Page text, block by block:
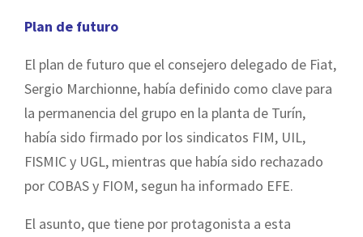
Plan de futuro
El plan de futuro que el consejero delegado de Fiat,
Sergio Marchionne, había definido como clave para
la permanencia del grupo en la planta de Turín,
había sido firmado por los sindicatos FIM, UIL,
FISMIC y UGL, mientras que había sido rechazado
por COBAS y FIOM, segun ha informado EFE.
El asunto, que tiene por protagonista a esta